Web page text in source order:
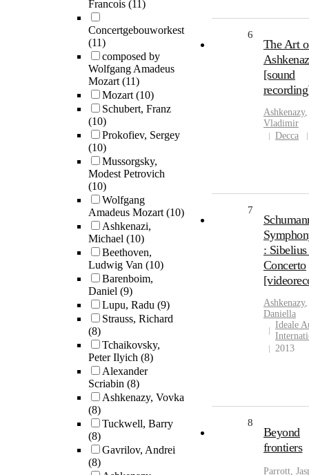
Francois (11)
Concertgebouworkest
(11)
composed by
Wolfgang Amadeus
Mozart(11)
Mozart(10)
Schubert, Franz
(10)
Prokofiev, Sergey
(10)
Mussorgsky,
Modest Petrovich
(10)
Wolfgang
Amadeus Mozart(10)
Ashkenazi,
Michael (10)
Beethoven,
Ludwig Van (10)
Barenboim,
Daniel (9)
Lupu, Radu (9)
Strauss, Richard
(8)
Tchaikovsky,
Peter Ilyich (8)
Alexander
Scriabin (8)
Ashkenazy, Vovka
(8)
Tuckwell, Barry
(8)
Gavrilov, Andrei
(8)
6
The Art
[sound
Ashkenazy,
Vladimir
Decca
7
:
Concerto
Ashkenazy,
Daniella
Ideale
2013
8
Beyond
frontiers
Parrott,